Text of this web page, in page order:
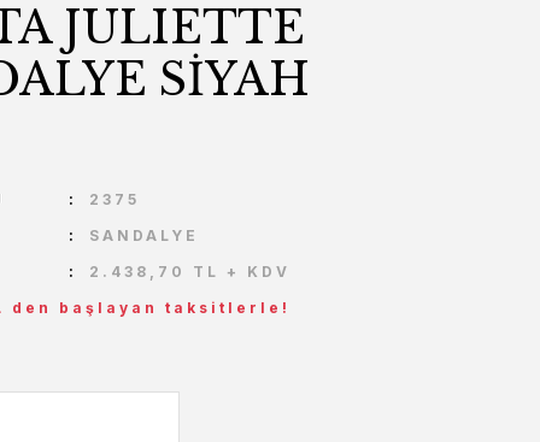
JULIETTE
SİYAH
2375
SANDALYE
2.438,70 TL + KDV
den başlayan taksitlerle!